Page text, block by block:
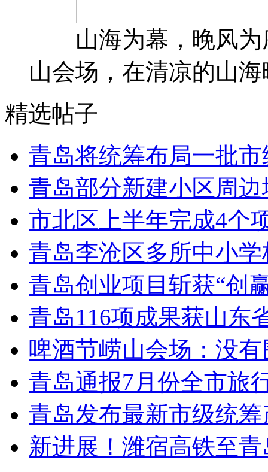
山海为幕，晚风为
山会场，在清凉的山
精选帖子
青岛将统筹布局一批市
青岛部分新建小区周
市北区上半年完成4个
青岛李沧区多所中小
青岛创业项目斩获“创
青岛116项成果获山东
啤酒节崂山会场：没有
青岛通报7月份全市旅
青岛发布最新市级统
新进展！潍宿高铁至